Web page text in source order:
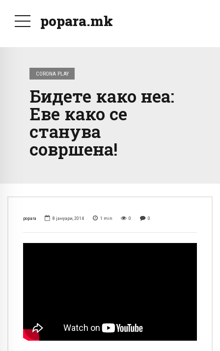
popara.mk
CORONA PLAY
Бидете како неа:
Еве како се
станува
совршена!
popara 8 јануари, 2014 1 min 0 0